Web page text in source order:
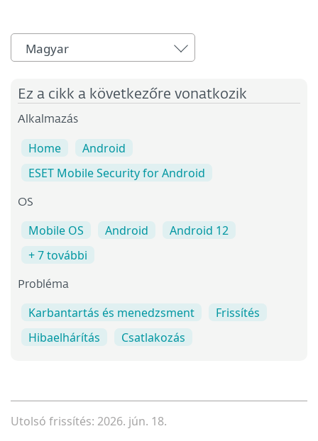
Magyar
Ez a cikk a következőre vonatkozik
Alkalmazás
Home
Android
ESET Mobile Security for Android
OS
Mobile OS Android
Android 12
+ 7 további
Probléma
Karbantartás és menedzsment
Frissítés
Hibaelhárítás
Csatlakozás
Utolsó frissítés: 2026. jún. 18.